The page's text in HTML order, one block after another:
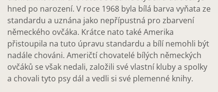
hned po narození. V roce 1968 byla bílá barva vyňata ze
standardu a uznána jako nepřípustná pro zbarvení
německého ovčáka. Krátce nato také Amerika
přistoupila na tuto úpravu standardu a bílí nemohli být
nadále chováni. Američtí chovatelé bílých německých
ovčáků se však nedali, založili své vlastní kluby a spolky
a chovali tyto psy dál a vedli si své plemenné knihy.